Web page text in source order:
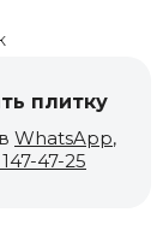
плитку
WhatsApp,
47-25